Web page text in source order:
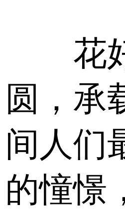
花
圆，承
间人们
的憧憬